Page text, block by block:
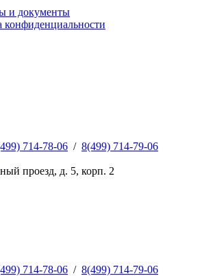
и документы
конфиденциальности
714-78-06 / 8(499) 714-79-06
проезд, д. 5, корп. 2
714-78-06 / 8(499) 714-79-06